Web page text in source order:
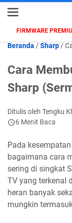
FIRMWARE
Beranda /Sharp /
Cara
Sharp
Ditulis oleh Tengku
6 Menit Baca
Pada
bagaimana cara
sering di singkat
TV yang terkenal
heran banyak
mungkin